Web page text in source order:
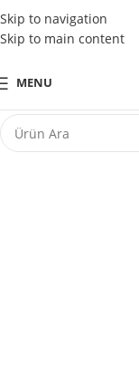
Skip to navigation
Skip to main content
Tüm Kredi
MENU